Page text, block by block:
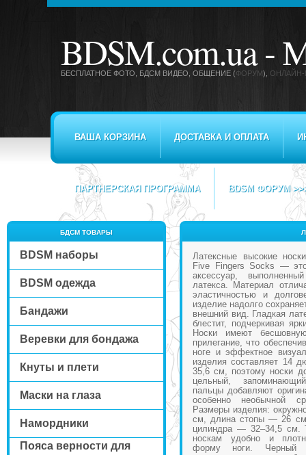
BDSM.com.ua -
БЕСПЛАТНОЕ ФОТО, БДСМ ВИДЕО , ОБЩЕНИЕ (ФОРУМ), ОНЛАЙН-
ВАША КОРЗИНА ДОСТАВКА И ОПЛАТА
ПАРТНЕРСКАЯ ПРОГРАММА BDSM ФОРУМ
БДСМ ТОВАРЫ
BDSM наборы
BDSM одежда
Бандажи
Веревки для бондажа
Кнуты и плети
Маски на глаза
Намордники
Пояса верности для
Латексные высокие
Five Fingers Socks —
аксессуар,
латекса. Материал
эластичностью и
изделие надолго
внешний вид. Гладкая
блестит, подчеркивая
Носки имеют
прилегание, что
ноге и эффектное
изделия составляет 14
35,6 см, поэтому носки
цельный,
пальцы добавляют
особенно необычной
Размеры изделия:
см, длина стопы — 26
цилиндра — 32–34,5 см.
носкам удобно и
форму ноги. Черный